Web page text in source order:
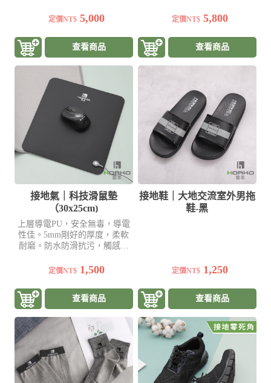
定價NT$ 5,000
查看商品
定價NT$ 5,800
查看商品
接地氣｜科技滑鼠墊
（30x25cm)
上層導電PU，安全無毒，導電
性佳。5mm剛好的厚度，柔軟
耐磨。防水防滑抗污，觸感滑
定價NT$ 1,500
查看商品
接地鞋｜大地交流室外男拖
鞋-黑
定價NT$ 1,250
查看商品